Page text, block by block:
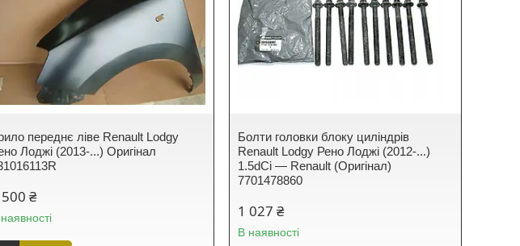
переднє ліве Renault Lodgy
Лоджі (2013-...) Оригінал
₴
Болти головки блоку циліндрів
Renault Lodgy Рено Лоджі (2012-...)
1.5dCi — Renault (Оригінал)
7701478860
1 027 ₴
В наявності